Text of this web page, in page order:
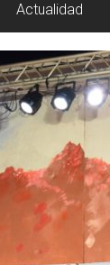
Actualidad